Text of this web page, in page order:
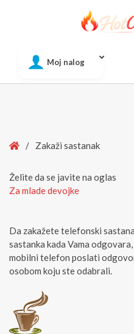
Moj nalog
Home
/ Zakaži sastanak
Želite da se javite na oglas
Za mlade devojke
Da zakažete telefonski
sastanka kada Vama
mobilni telefon poslati
osobom koju ste odabrali.